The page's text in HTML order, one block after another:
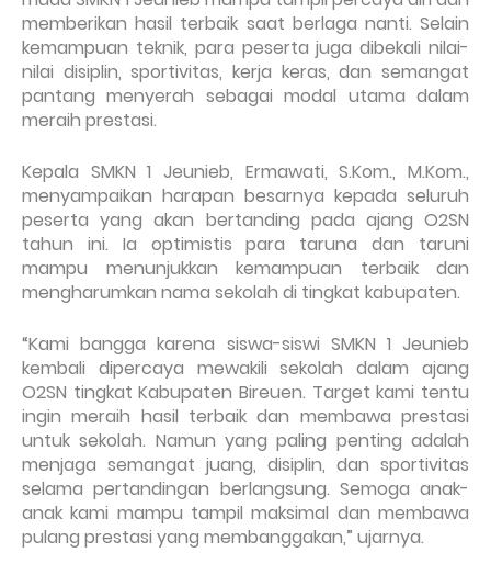
memberikan hasil terbaik saat berlaga nanti. Selain
kemampuan teknik, para peserta juga dibekali nilai-
nilai disiplin, sportivitas, kerja keras, dan semangat
pantang menyerah sebagai modal utama dalam
meraih prestasi.
Kepala SMKN 1 Jeunieb, Ermawati, S.Kom., M.Kom.,
menyampaikan harapan besarnya kepada seluruh
peserta yang akan bertanding pada ajang O2SN
tahun ini. Ia optimistis para taruna dan taruni
mampu menunjukkan kemampuan terbaik dan
mengharumkan nama sekolah di tingkat kabupaten.
“Kami bangga karena siswa-siswi SMKN 1 Jeunieb
kembali dipercaya mewakili sekolah dalam ajang
O2SN tingkat Kabupaten Bireuen. Target kami tentu
ingin meraih hasil terbaik dan membawa prestasi
untuk sekolah. Namun yang paling penting adalah
menjaga semangat juang, disiplin, dan sportivitas
selama pertandingan berlangsung. Semoga anak-
anak kami mampu tampil maksimal dan membawa
pulang prestasi yang membanggakan,” ujarnya.